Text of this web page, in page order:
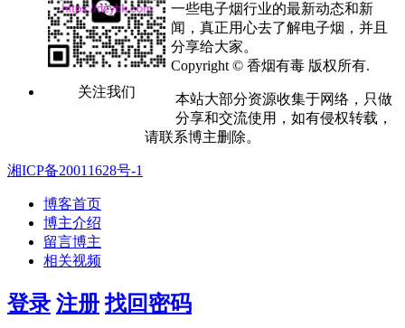
关注我们
一些电子烟行业的最新动态和新
闻，真正用心去了解电子烟，并且
分享给大家。
Copyright © 香烟有毒 版权所有.
本站大部分资源收集于网络，只做
分享和交流使用，如有侵权转载，
请联系博主删除。
湘ICP备20011628号-1
博客首页
博主介绍
留言博主
相关视频
登录 注册 找回密码